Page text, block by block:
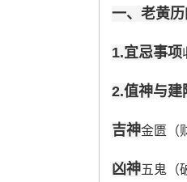
一、老黄
1.宜忌事项
2.值神与建
吉神金匮（
凶神五鬼（